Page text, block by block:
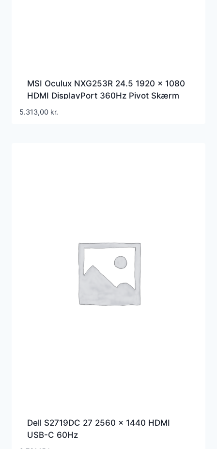
MSI Oculux NXG253R 24.5 1920 x 1080
HDMI DisplayPort 360Hz Pivot Skærm
5.313,00 kr.
Dell S2719DC 27 2560 x 1440 HDMI
USB-C 60Hz